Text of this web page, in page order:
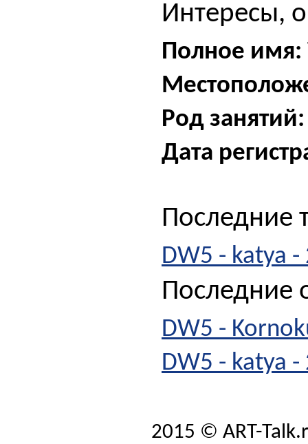
Интересы,
Полное имя:
Род занятий:
Дата
Последние
DW5 - katya -
Последние
DW5 -
DW5 - katya -
2015 © ART-